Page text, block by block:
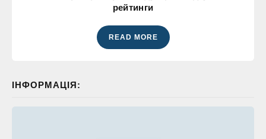
рейтинги
READ MORE
ІНФОРМАЦІЯ: